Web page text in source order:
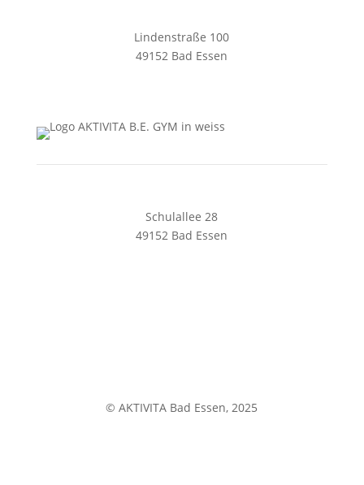
Lindenstraße 100
49152 Bad Essen
Schulallee 28
49152 Bad Essen
© AKTIVITA Bad Essen, 2025